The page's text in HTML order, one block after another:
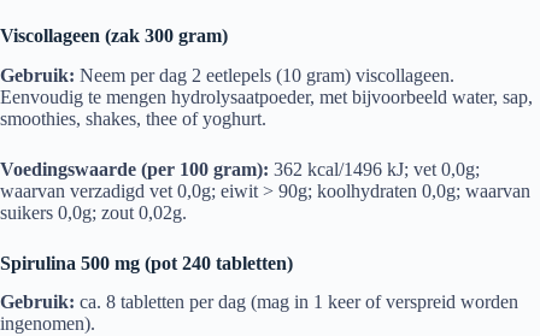
Viscollageen (zak 300 gram)
Gebruik: Neem per dag 2 eetlepels (10 gram) viscollageen.
Eenvoudig te mengen hydrolysaatpoeder, met bijvoorbeeld water, sap,
smoothies, shakes, thee of yoghurt.
Voedingswaarde (per 100 gram): 362 kcal/1496 kJ; vet 0,0g;
waarvan verzadigd vet 0,0g; eiwit > 90g; koolhydraten 0,0g; waarvan
suikers 0,0g; zout 0,02g.
Spirulina 500 mg (pot 240 tabletten)
Gebruik: ca. 8 tabletten per dag (mag in 1 keer of verspreid worden
ingenomen).